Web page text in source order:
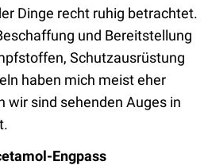
Dinge recht ruhig betrachtet.
und Bereitstellung
Schutzausrüstung
haben mich meist eher
wir sind sehenden Auges in
Engpass